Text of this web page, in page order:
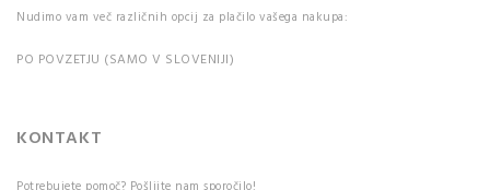
Nudimo vam več različnih opcij za plačilo vašega nakupa:
PO POVZETJU (SAMO V SLOVENIJI)
KONTAKT